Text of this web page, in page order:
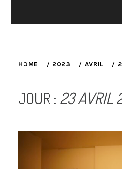
toHOME 2023 AVRIL
JOUR : 23 AVRIL